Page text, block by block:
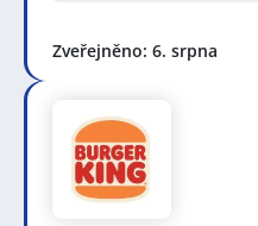
Zveřejněno: 6. srpna